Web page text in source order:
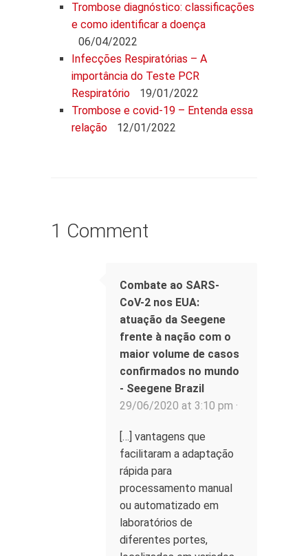
Trombose diagnóstico: classificações
e como identificar a doença
06/04/2022
Infecções Respiratórias – A
importância do Teste PCR
Respiratório
19/01/2022
Trombose e covid-19 – Entenda essa
relação
12/01/2022
1 Comment
Combate ao SARS-
CoV-2 nos EUA:
atuação da Seegene
frente à nação com o
maior volume de casos
confirmados no mundo
- Seegene Brazil
29/06/2020 at 3:10 pm ·
[…] vantagens que
facilitaram a adaptação
rápida para
processamento manual
ou automatizado em
laboratórios de
diferentes portes,